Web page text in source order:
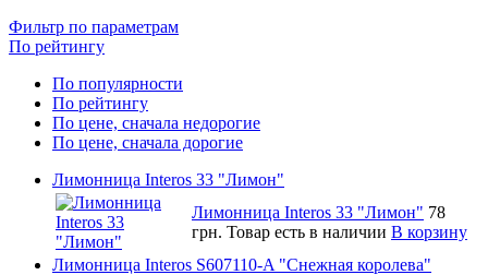
Фильтр по параметрам
По рейтингу
По популярности
По рейтингу
По цене, сначала недорогие
По цене, сначала дорогие
Лимонница Interos 33 "Лимон"
Лимонница Interos 33 "Лимон" 78
грн. Товар есть в наличии В корзину
Лимонница Interos S607110-A "Снежная королева"